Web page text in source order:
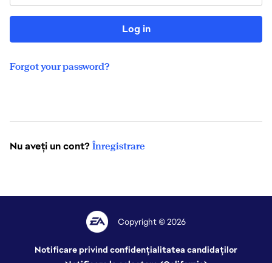
Log in
Forgot your password?
Nu aveți un cont? Înregistrare
Copyright © 2026
Notificare privind confidențialitatea candidaților